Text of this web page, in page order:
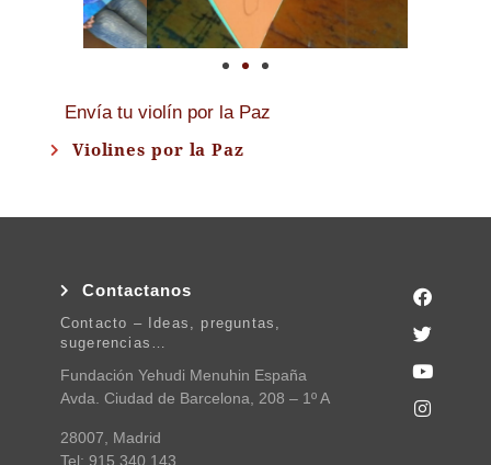
Envía tu violín por la Paz
Violines por la Paz
Contactanos
Contacto – Ideas, preguntas,
sugerencias…
Fundación Yehudi Menuhin España
Avda. Ciudad de Barcelona, 208 – 1º A
28007, Madrid
Tel: 915 340 143